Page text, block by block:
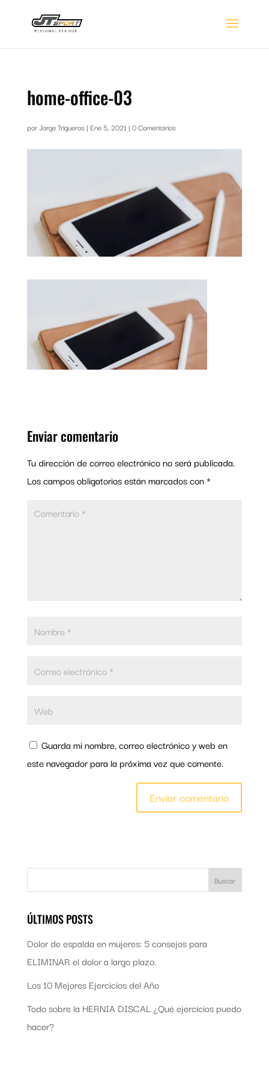
home-office-03
porJorge Trigueros | Ene 5, 2021 | 0 Comentarios
Enviar comentario
Tu dirección de correo electrónico no será publicada.
Los campos obligatorios están marcados con*
Guarda mi nombre, correo electrónico y web en
este navegador para la próxima vez que comente.
ÚLTIMOS POSTS
Dolor de espalda en mujeres: 5 consejos para
ELIMINAR el dolor a largo plazo.
Los 10 Mejores Ejercicios del Año
Todo sobre la HERNIA DISCAL ¿Qué ejercicios puedo
hacer?